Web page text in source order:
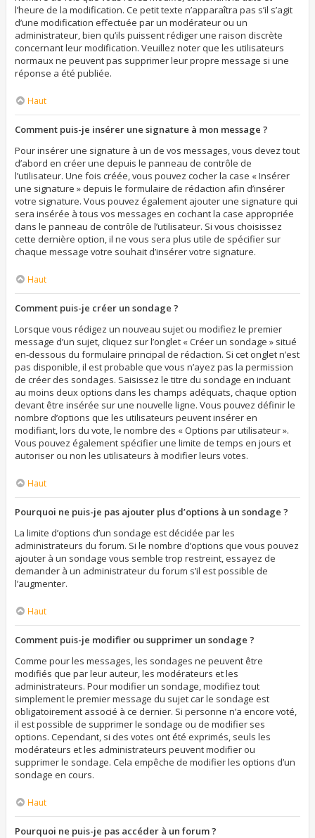
l’heure de la modification. Ce petit texte n’apparaîtra pas s’il s’agit
d’une modification effectuée par un modérateur ou un
administrateur, bien qu’ils puissent rédiger une raison discrète
concernant leur modification. Veuillez noter que les utilisateurs
normaux ne peuvent pas supprimer leur propre message si une
réponse a été publiée.
Haut
Comment puis-je insérer une signature à mon message ?
Pour insérer une signature à un de vos messages, vous devez tout
d’abord en créer une depuis le panneau de contrôle de
l’utilisateur. Une fois créée, vous pouvez cocher la case « Insérer
une signature » depuis le formulaire de rédaction afin d’insérer
votre signature. Vous pouvez également ajouter une signature qui
sera insérée à tous vos messages en cochant la case appropriée
dans le panneau de contrôle de l’utilisateur. Si vous choisissez
cette dernière option, il ne vous sera plus utile de spécifier sur
chaque message votre souhait d’insérer votre signature.
Haut
Comment puis-je créer un sondage ?
Lorsque vous rédigez un nouveau sujet ou modifiez le premier
message d’un sujet, cliquez sur l’onglet « Créer un sondage » situé
en-dessous du formulaire principal de rédaction. Si cet onglet n’est
pas disponible, il est probable que vous n’ayez pas la permission
de créer des sondages. Saisissez le titre du sondage en incluant
au moins deux options dans les champs adéquats, chaque option
devant être insérée sur une nouvelle ligne. Vous pouvez définir le
nombre d’options que les utilisateurs peuvent insérer en
modifiant, lors du vote, le nombre des « Options par utilisateur ».
Vous pouvez également spécifier une limite de temps en jours et
autoriser ou non les utilisateurs à modifier leurs votes.
Haut
Pourquoi ne puis-je pas ajouter plus d’options à un sondage ?
La limite d’options d’un sondage est décidée par les
administrateurs du forum. Si le nombre d’options que vous pouvez
ajouter à un sondage vous semble trop restreint, essayez de
demander à un administrateur du forum s’il est possible de
l’augmenter.
Haut
Comment puis-je modifier ou supprimer un sondage ?
Comme pour les messages, les sondages ne peuvent être
modifiés que par leur auteur, les modérateurs et les
administrateurs. Pour modifier un sondage, modifiez tout
simplement le premier message du sujet car le sondage est
obligatoirement associé à ce dernier. Si personne n’a encore voté,
il est possible de supprimer le sondage ou de modifier ses
options. Cependant, si des votes ont été exprimés, seuls les
modérateurs et les administrateurs peuvent modifier ou
supprimer le sondage. Cela empêche de modifier les options d’un
sondage en cours.
Haut
Pourquoi ne puis-je pas accéder à un forum ?